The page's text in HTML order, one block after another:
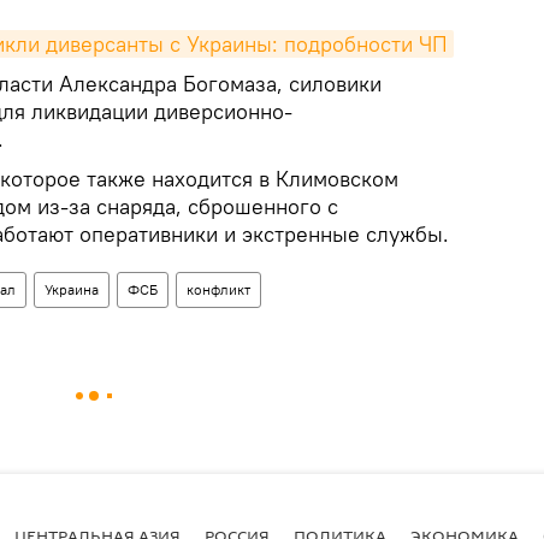
диверсанты с Украины: подробности ЧП
Александра Богомаза, силовики
ликвидации диверсионно-
также находится в Климовском
из-за снаряда, сброшенного с
оперативники и экстренные службы.
Украина ФСБ конфликт